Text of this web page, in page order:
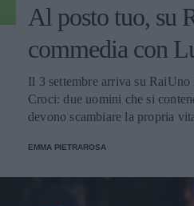
Al posto tuo, su
commedia con
Il 3 settembre arriva su
Croci: due uomini che si
devono scambiare la propria
EMMA PIETRAROSA